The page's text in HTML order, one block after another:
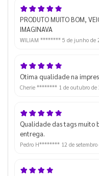
PRODUTO MUITO BOM,
IMAGINAVA
WILIAM ******** 5 de junho de
Otima qualidade na
Cherie ******** 1 de outubro de
Qualidade das tags muito
entrega.
Pedro H******** 12 de